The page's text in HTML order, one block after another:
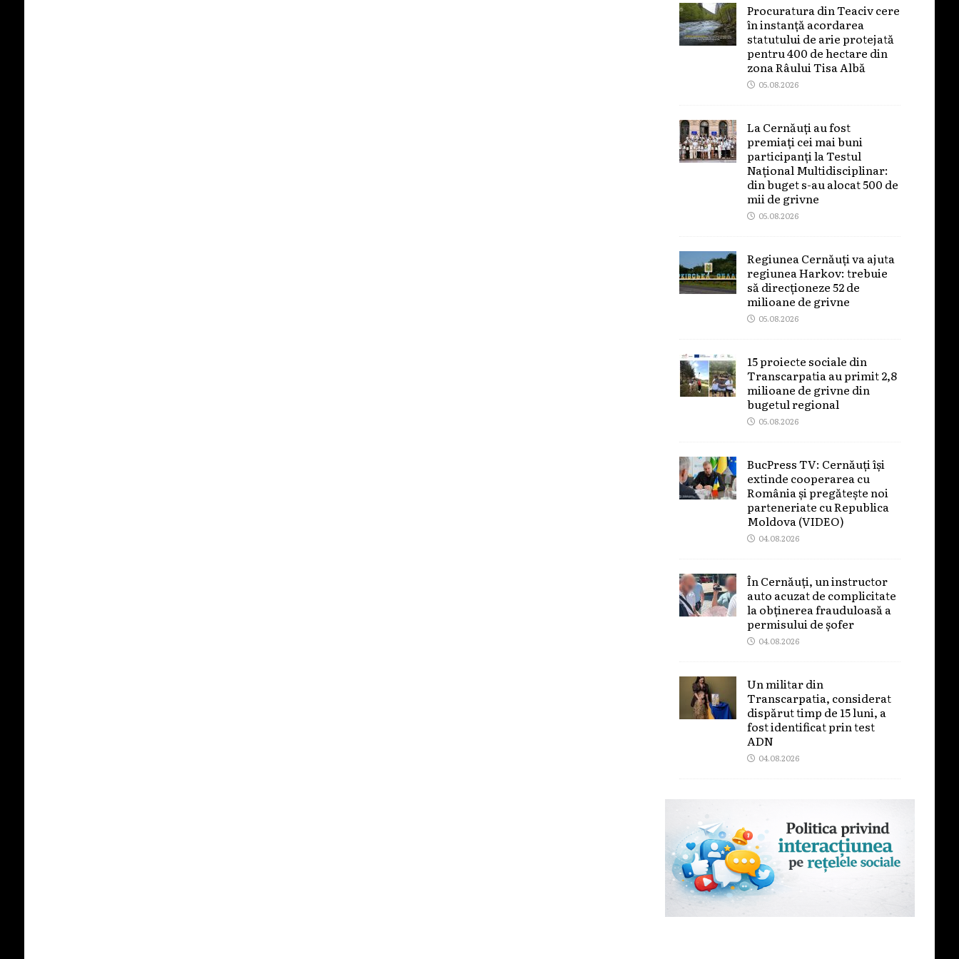
Procuratura din Teaciv cere
în instanță acordarea
statutului de arie protejată
pentru 400 de hectare din
zona Râului Tisa Albă
05.08.2026
La Cernăuți au fost
premiați cei mai buni
participanți la Testul
Național Multidisciplinar:
din buget s-au alocat 500 de
mii de grivne
05.08.2026
Regiunea Cernăuți va ajuta
regiunea Harkov: trebuie
să direcționeze 52 de
milioane de grivne
05.08.2026
15 proiecte sociale din
Transcarpatia au primit 2,8
milioane de grivne din
bugetul regional
05.08.2026
BucPress TV: Cernăuți își
extinde cooperarea cu
România și pregătește noi
parteneriate cu Republica
Moldova (VIDEO)
04.08.2026
În Cernăuți, un instructor
auto acuzat de complicitate
la obținerea frauduloasă a
permisului de șofer
04.08.2026
Un militar din
Transcarpatia, considerat
dispărut timp de 15 luni, a
fost identificat prin test
ADN
04.08.2026